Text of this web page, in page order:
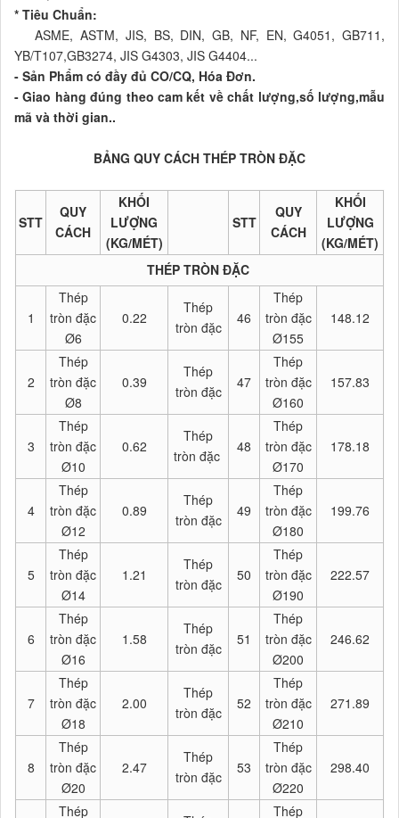
* Tiêu Chuẩn:
ASME, ASTM, JIS, BS, DIN, GB, NF, EN, G4051, GB711,
YB/T107,GB3274, JIS G4303, JIS G4404...
- Sản Phẩm có đầy đủ CO/CQ, Hóa Đơn.
- Giao hàng đúng theo cam kết về chất lượng,số lượng,mẫu
mã và thời gian..
BẢNG QUY CÁCH THÉP TRÒN ĐẶC
STT
QUY
CÁCH
KHỐI
LƯỢNG
(KG/MÉT)
STT
QUY
CÁCH
KHỐI
LƯỢNG
(KG/MÉT)
THÉP TRÒN ĐẶC
1
Thép
tròn đặc
Ø6
0.22
Thép
tròn đặc
46
Thép
tròn đặc
Ø155
148.12
2
Thép
tròn đặc
Ø8
0.39
Thép
tròn đặc
47
Thép
tròn đặc
Ø160
157.83
3
Thép
tròn đặc
Ø10
0.62
Thép
tròn đặc
48
Thép
tròn đặc
Ø170
178.18
4
Thép
tròn đặc
Ø12
0.89
Thép
tròn đặc
49
Thép
tròn đặc
Ø180
199.76
5
Thép
tròn đặc
Ø14
1.21
Thép
tròn đặc
50
Thép
tròn đặc
Ø190
222.57
6
Thép
tròn đặc
Ø16
1.58
Thép
tròn đặc
51
Thép
tròn đặc
Ø200
246.62
7
Thép
tròn đặc
Ø18
2.00
Thép
tròn đặc
52
Thép
tròn đặc
Ø210
271.89
8
Thép
tròn đặc
Ø20
2.47
Thép
tròn đặc
53
Thép
tròn đặc
Ø220
298.40
Thép
Thép